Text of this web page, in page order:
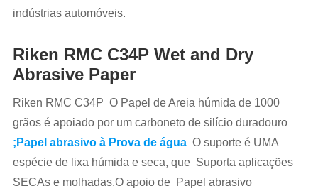
indústrias automóveis.
Riken RMC C34P Wet and Dry
Abrasive Paper
Riken RMC C34P O Papel de Areia húmida de 1000
grãos é apoiado por um carboneto de silício duradouro
;Papel abrasivo à Prova de água O suporte é UMA
espécie de lixa húmida e seca, que Suporta aplicações
SECAs e molhadas.O apoio de Papel abrasivo